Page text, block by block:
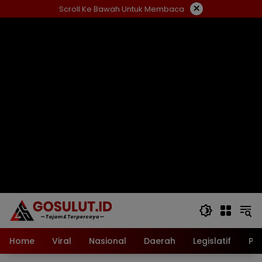
ke
Scroll Ke Bawah Untuk Membaca ×
Home Viral Nasional Daerah Legislatif